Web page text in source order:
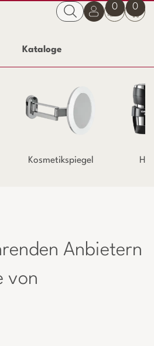
0 0
Kataloge
Kosmetikspiegel
Anbietern
von